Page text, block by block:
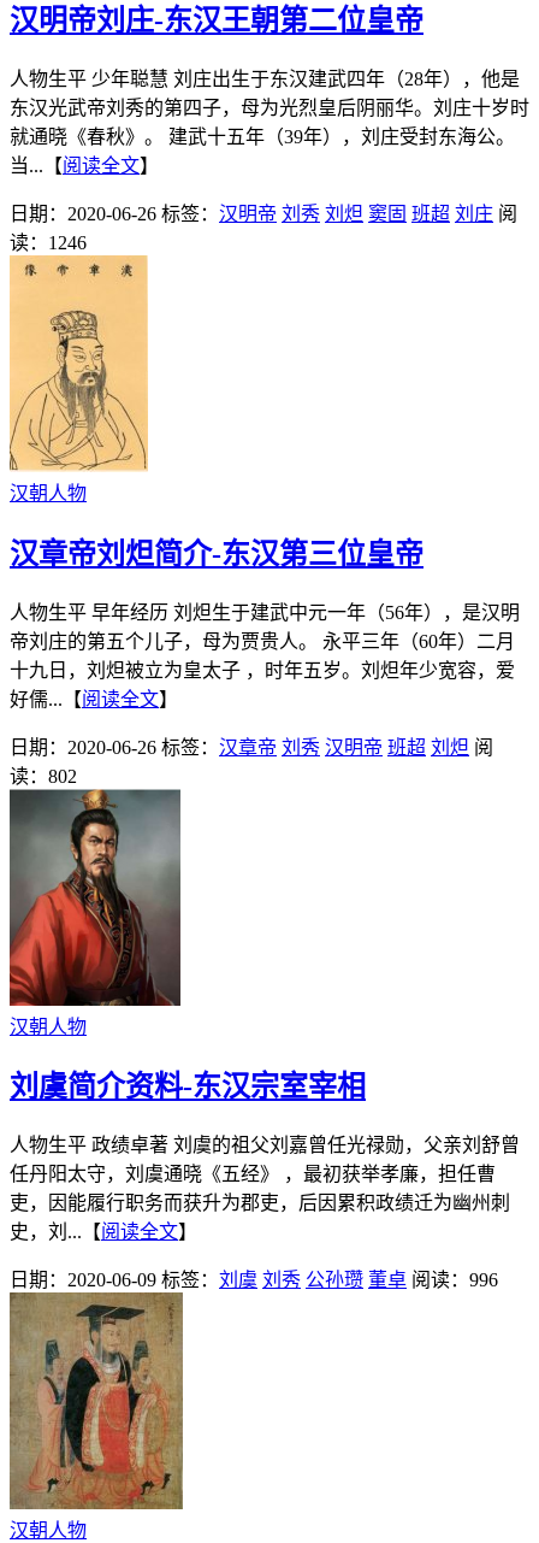
汉明帝刘庄-东汉王朝第二位皇帝
人物生平 少年聪慧 刘庄出生于东汉建武四年（28年），他是
东汉光武帝刘秀的第四子，母为光烈皇后阴丽华。刘庄十岁时
就通晓《春秋》。 建武十五年（39年），刘庄受封东海公。
当...【阅读全文】
日期：2020-06-26 标签： 汉明帝 刘秀 刘炟 窦固 班超 刘庄 阅
读：1246
汉朝人物
汉章帝刘炟简介-东汉第三位皇帝
人物生平 早年经历 刘炟生于建武中元一年（56年），是汉明
帝刘庄的第五个儿子，母为贾贵人。 永平三年（60年）二月
十九日，刘炟被立为皇太子 ，时年五岁。刘炟年少宽容，爱
好儒...【阅读全文】
日期：2020-06-26 标签： 汉章帝 刘秀 汉明帝 班超 刘炟 阅
读：802
汉朝人物
刘虞简介资料-东汉宗室宰相
人物生平 政绩卓著 刘虞的祖父刘嘉曾任光禄勋，父亲刘舒曾
任丹阳太守，刘虞通晓《五经》 ，最初获举孝廉，担任曹
吏，因能履行职务而获升为郡吏，后因累积政绩迁为幽州刺
史，刘...【阅读全文】
日期：2020-06-09 标签： 刘虞 刘秀 公孙瓒 董卓 阅读：996
汉朝人物